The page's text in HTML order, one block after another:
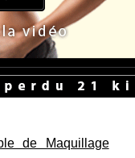
de Maquillage